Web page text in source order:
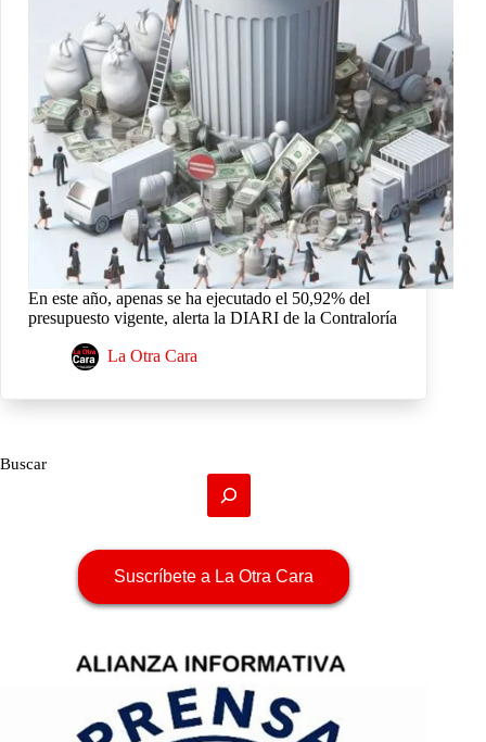
En este año, apenas se ha ejecutado el 50,92% del
presupuesto vigente, alerta la DIARI de la Contraloría
La Otra Cara
Buscar
Suscríbete a La Otra Cara